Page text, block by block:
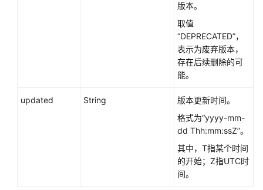
考
版本。
取值
“DEPRECATED”，
表示为废弃版本，
存在后续删除的可
能。
updated String
版本更新时间。
格式为“yyyy-mm-
dd Thh:mm:ssZ”。
其中，T指某个时间
的开始；Z指UTC时
间。